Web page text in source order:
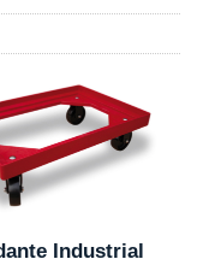
Industrial